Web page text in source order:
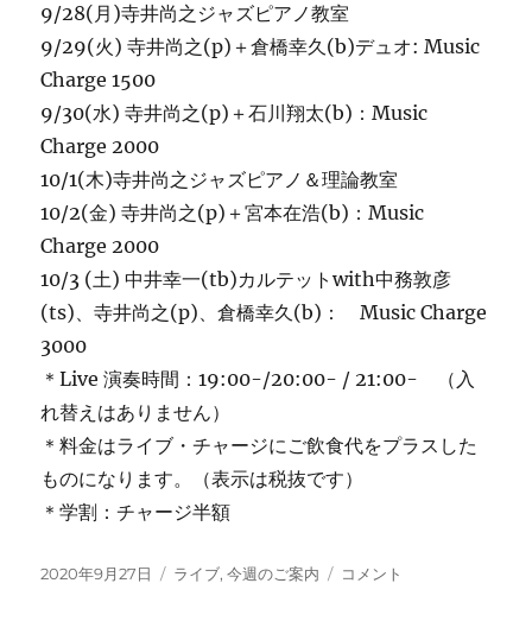
9/28(月)寺井尚之ジャズピアノ教室
9/29(火) 寺井尚之(p)＋倉橋幸久(b)デュオ: Music
Charge 1500
9/30(水) 寺井尚之(p)＋石川翔太(b)：Music
Charge 2000
10/1(木)寺井尚之ジャズピアノ＆理論教室
10/2(金) 寺井尚之(p)＋宮本在浩(b)：Music
Charge 2000
10/3 (土) 中井幸一(tb)カルテットwith中務敦彦
(ts)、寺井尚之(p)、倉橋幸久(b)： Music Charge
3000
＊Live 演奏時間：19:00-/20:00- / 21:00- （入
れ替えはありません）
＊料金はライブ・チャージにご飲食代をプラスした
ものになります。（表示は税抜です）
＊学割：チャージ半額
投
2020年9月27日
カ
ライブ,今週のご案内
今
コメント